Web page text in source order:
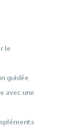
le
guidée
avec une